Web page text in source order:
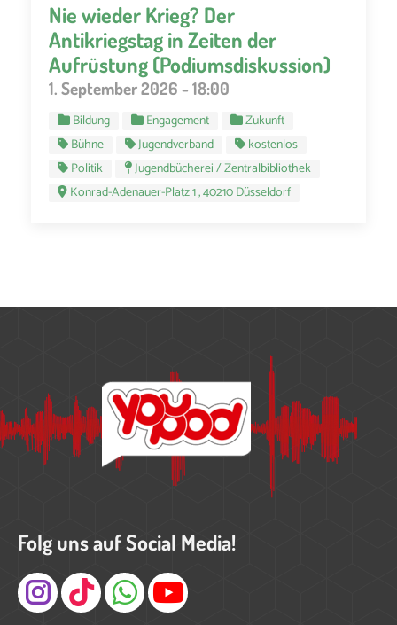
Nie wieder Krieg? Der
Antikriegstag in Zeiten der
Aufrüstung (Podiumsdiskussion)
1. September 2026 - 18:00
Bildung Engagement
Zukunft
Bühne
Jugendverband
kostenlos
Politik
Jugendbücherei / Zentralbibliothek
Konrad-Adenauer-Platz 1 , 40210 Düsseldorf
Folg uns auf Social Media!
Instagram